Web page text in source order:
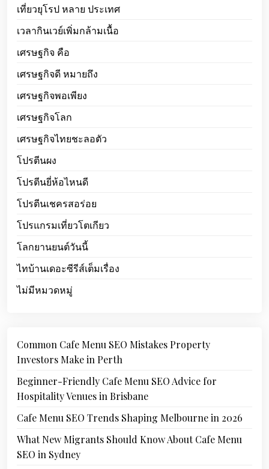
เที่ยวยุโรป หลาย ประเทศ
เวลากินเวย์เพิ่มกล้ามเนื้อ
เศรษฐกิจ คือ
เศรษฐกิจดี หมายถึง
เศรษฐกิจพอเพียง
เศรษฐกิจโลก
เศรษฐกิจไทยชะลอตัว
โปรตีนผง
โปรตีนยี่ห้อไหนดี
โปรตีนเชครสอร่อย
โปรแกรมเที่ยวโตเกียว
โลกยานยนต์วันนี้
ไทบ้านเดอะซีรีส์เต็มเรื่อง
ไม่มีหมวดหมู่
Common Cafe Menu SEO Mistakes Property
Investors Make in Perth
Beginner-Friendly Cafe Menu SEO Advice for
Hospitality Venues in Brisbane
Cafe Menu SEO Trends Shaping Melbourne in 2026
What New Migrants Should Know About Cafe Menu
SEO in Sydney